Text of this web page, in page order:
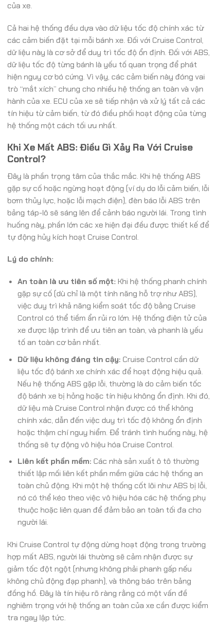
của xe.
Cả hai hệ thống đều dựa vào dữ liệu tốc độ chính xác từ
các cảm biến đặt tại mỗi bánh xe. Đối với Cruise Control,
dữ liệu này là cơ sở để duy trì tốc độ ổn định. Đối với ABS,
dữ liệu tốc độ từng bánh là yếu tố quan trọng để phát
hiện nguy cơ bó cứng. Vì vậy, các cảm biến này đóng vai
trò “mắt xích” chung cho nhiều hệ thống an toàn và vận
hành của xe. ECU của xe sẽ tiếp nhận và xử lý tất cả các
tín hiệu từ cảm biến, từ đó điều phối hoạt động của từng
hệ thống một cách tối ưu nhất.
Khi Xe Mất ABS: Điều Gì Xảy Ra Với Cruise
Control?
Đây là phần trọng tâm của thắc mắc. Khi hệ thống ABS
gặp sự cố hoặc ngừng hoạt động (ví dụ do lỗi cảm biến, lỗi
bơm thủy lực, hoặc lỗi mạch điện), đèn báo lỗi ABS trên
bảng táp-lô sẽ sáng lên để cảnh báo người lái. Trong tình
huống này, phần lớn các xe hiện đại đều được thiết kế để
tự động hủy kích hoạt Cruise Control.
Lý do chính:
An toàn là ưu tiên số một: Khi hệ thống phanh chính
gặp sự cố (dù chỉ là một tính năng hỗ trợ như ABS),
việc duy trì khả năng kiểm soát tốc độ bằng Cruise
Control có thể tiềm ẩn rủi ro lớn. Hệ thống điện tử của
xe được lập trình để ưu tiên an toàn, và phanh là yếu
tố an toàn cơ bản nhất.
Dữ liệu không đáng tin cậy: Cruise Control cần dữ
liệu tốc độ bánh xe chính xác để hoạt động hiệu quả.
Nếu hệ thống ABS gặp lỗi, thường là do cảm biến tốc
độ bánh xe bị hỏng hoặc tín hiệu không ổn định. Khi đó,
dữ liệu mà Cruise Control nhận được có thể không
chính xác, dẫn đến việc duy trì tốc độ không ổn định
hoặc thậm chí nguy hiểm. Để tránh tình huống này, hệ
thống sẽ tự động vô hiệu hóa Cruise Control.
Liên kết phần mềm: Các nhà sản xuất ô tô thường
thiết lập mối liên kết phần mềm giữa các hệ thống an
toàn chủ động. Khi một hệ thống cốt lõi như ABS bị lỗi,
nó có thể kéo theo việc vô hiệu hóa các hệ thống phụ
thuộc hoặc liên quan để đảm bảo an toàn tối đa cho
người lái.
Khi Cruise Control tự động dừng hoạt động trong trường
hợp mất ABS, người lái thường sẽ cảm nhận được sự
giảm tốc đột ngột (nhưng không phải phanh gấp nếu
không chủ động đạp phanh), và thông báo trên bảng
đồng hồ. Đây là tín hiệu rõ ràng rằng có một vấn đề
nghiêm trọng với hệ thống an toàn của xe cần được kiểm
tra ngay lập tức.